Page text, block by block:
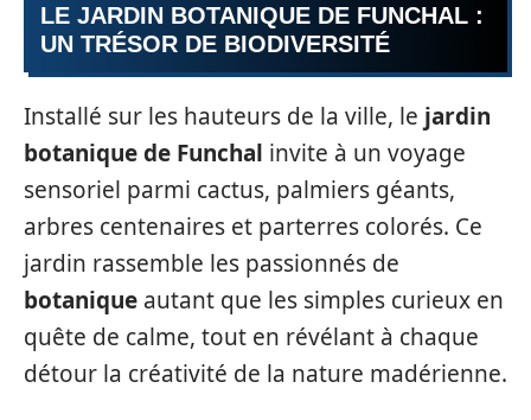
LE JARDIN BOTANIQUE DE FUNCHAL :
UN TRÉSOR DE BIODIVERSITÉ
Installé sur les hauteurs de la ville, le jardin
botanique de Funchal invite à un voyage
sensoriel parmi cactus, palmiers géants,
arbres centenaires et parterres colorés. Ce
jardin rassemble les passionnés de
botanique autant que les simples curieux en
quête de calme, tout en révélant à chaque
détour la créativité de la nature madérienne.